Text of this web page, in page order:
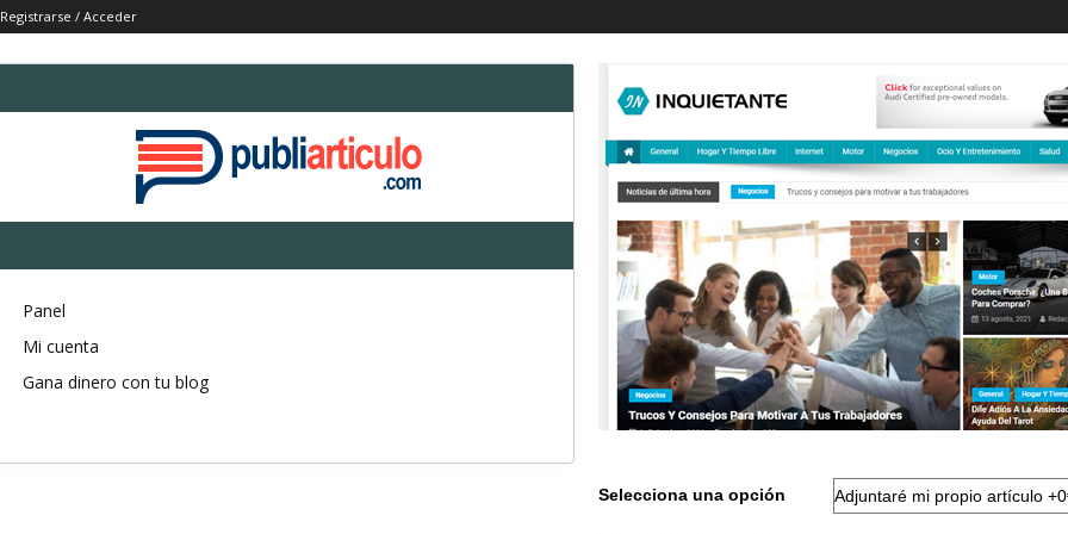
Registrarse / Acceder
Selecciona una opción
Panel
Mi cuenta
Gana dinero con tu blog